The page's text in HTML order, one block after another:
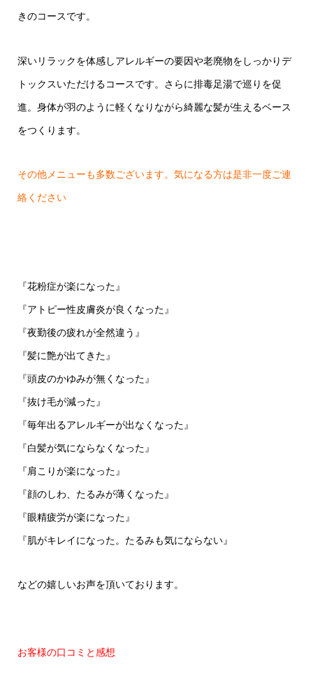
きのコースです。
深いリラックを体感しアレルギーの要因や老廃物をしっかりデ
トックスいただけるコースです。さらに排毒足湯で巡りを促
進。身体が羽のように軽くなりながら綺麗な髪が生えるベース
をつくります。
その他メニューも多数ございます。気になる方は是非一度ご連
絡ください
『花粉症が楽になった』
『アトピー性皮膚炎が良くなった』
『夜勤後の疲れが全然違う』
『髪に艶が出てきた』
『頭皮のかゆみが無くなった』
『抜け毛が減った』
『毎年出るアレルギーが出なくなった』
『白髪が気にならなくなった』
『肩こりが楽になった』
『顔のしわ、たるみが薄くなった』
『眼精疲労が楽になった』
『肌がキレイになった。たるみも気にならない』
などの嬉しいお声を頂いております。
お客様の口コミと感想